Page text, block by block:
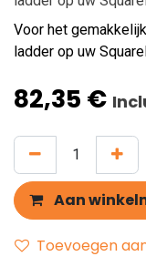
Voor het
ladder op uw
82,35 €
Aan
Toevoegen